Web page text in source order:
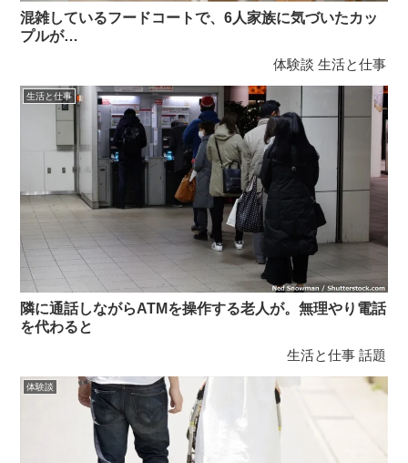
混雑しているフードコートで、6人家族に気づいたカッ
プルが…
体験談 生活と仕事
生活と仕事
隣に通話しながらATMを操作する老人が。無理やり電話
を代わると
生活と仕事 話題
体験談